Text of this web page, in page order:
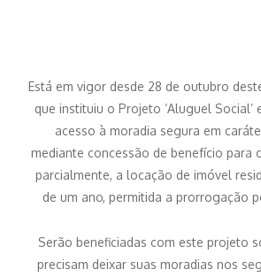
Está em vigor desde 28 de outubro
que instituiu o Projeto ‘Aluguel Social’
acesso à moradia segura em
mediante concessão de benefício para
parcialmente, a locação de imóvel
de um ano, permitida a prorrogação
Serão beneficiadas com este projeto
precisam deixar suas moradias nos